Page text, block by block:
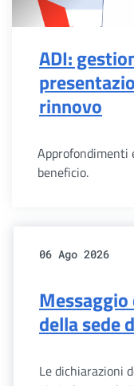
ADI:
rinnovo
Approfondimenti
beneficio.
06 Ago 2026
Messaggio
della sede
Le dichiarazioni